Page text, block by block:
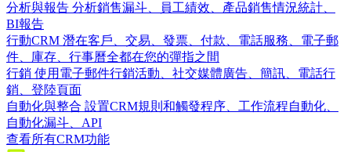
分析與報告 分析銷售漏斗、員工績效、產品銷售情況統計、
BI報告
行動CRM 潛在客戶、交易、發票、付款、電話服務、電子郵
件、庫存、行事曆全都在您的彈指之間
行銷 使用電子郵件行銷活動、社交媒體廣告、簡訊、電話行
銷、登陸頁面
自動化與整合 設置CRM規則和觸發程序、工作流程自動化、
自動化漏斗、API
查看所有CRM功能